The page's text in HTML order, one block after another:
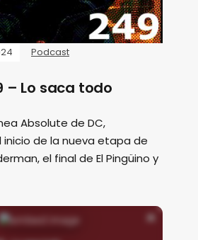
Podcast
– Lo saca todo
Absolute de DC,
de la nueva etapa de
el final de El Pingüino y